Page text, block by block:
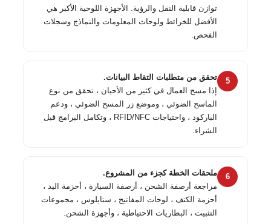
توازن قابلية النقل والرؤية. الأجهزة اللوحية الأكبر هي
الأفضل للخرائط ولوحات المعلومات والنماذج وسجلات
الفحص.
5
تحقق من متطلبات التقاط البيانات.
إذا مسح العمال في كثير من الأحيان ، تحقق من نوع
الماسح الضوئي ، وموضع زر المسح الضوئي ، ودعم
الباركود ، واحتياجات RFID/NFC ، وتكامل البرامج قبل
الشراء.
6
ملحقات الخطة كجزء من المشروع.
مراجعة أرصفة الشحن ، أرصفة السيارة ، أحزمة اليد ،
أحزمة الكتف ، لوحات المفاتيح ، ستايلوس ، مجموعات
التثبيت ، البطاريات الاحتياطية ، وأجهزة الشحن.